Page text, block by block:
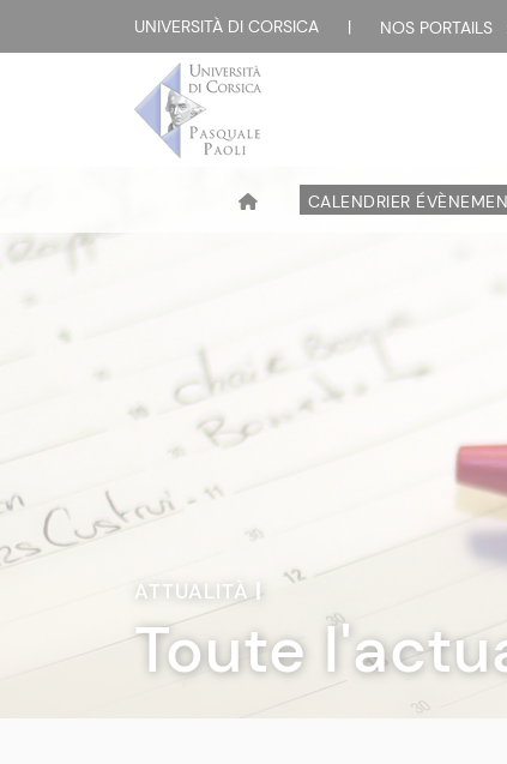
UNIVERSITÀ DI CORSICA | NOS PORTAILS
CALENDRIER
ATTUALITÀ|
Toute